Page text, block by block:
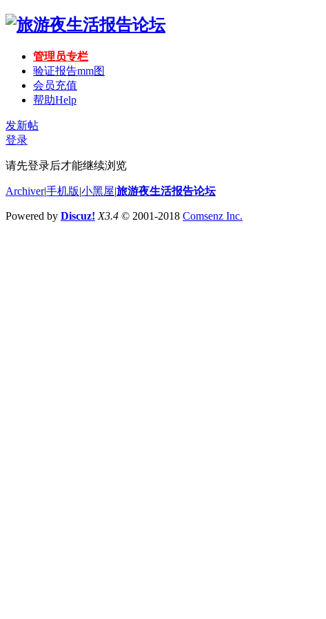
管理员专栏
验证报告mm图
会员充值
帮助Help
发新帖
登录
请先登录后才能继续浏览
Archiver|手机版|小黑屋|旅游夜生活报告论坛
Powered by Discuz! X3.4 © 2001-2018 Comsenz Inc.